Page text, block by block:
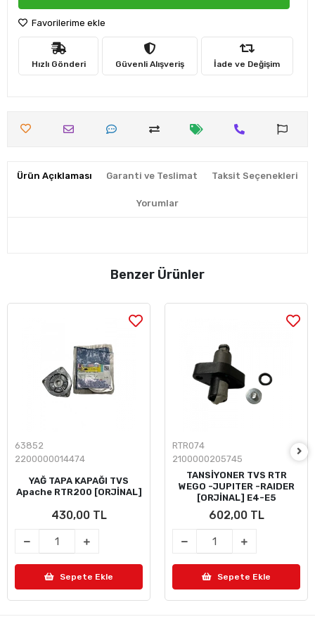
Favorilerime ekle
Hızlı Gönderi Güvenli Alışveriş İade ve Değişim
Ürün Açıklaması Garanti ve Teslimat Taksit Seçenekleri
Yorumlar
Benzer Ürünler
63852
2200000014474
YAĞ TAPA KAPAĞI TVS
Apache RTR200 [ORJİNAL]
430,00 TL
Sepete Ekle
RTR074
2100000205745
TANSİYONER TVS RTR
WEGO -JUPITER -RAIDER
[ORJİNAL] E4-E5
602,00 TL
Sepete Ekle